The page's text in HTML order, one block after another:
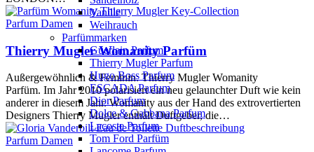
Vanille
Weihrauch
Parfümmarken
Guerlain Parfum
Thierry Mugler Parfum
Hugo Boss Parfum
ESCADA Parfum
Dior Parfum
Dolce & Gabbana Parfum
Lacoste Parfum
Tom Ford Parfüm
Parfum Damen
Thierry Mugler Womanity Parfüm
Außergewöhnlich & Feminin: Thierry Mugler Womanity
Parfüm. Im Jahr 2010 polarisiert ein neu gelaunchter Duft wie kein
anderer in diesem Jahr. Womanity aus der Hand des extrovertierten
Designers Thierry Mugler enthält Duftgeber, die…
Parfum Damen